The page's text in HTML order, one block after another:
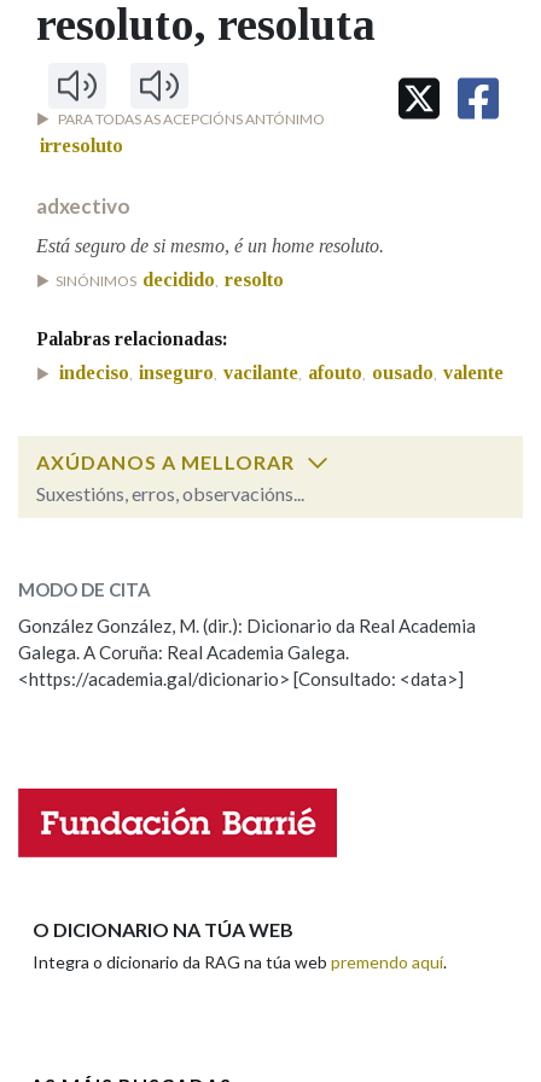
IDENTIDADE CORPORATIVA
MARCIAL DEL ADALID
CASA-MUSEO EMILIA PARDO
FIGURAS HOMENAXEADAS
60 ANOS DLG
Facebook
TwitterYoutubeInstagramBluesky
BUSCAR NOS LEMAS
Comeza por
Contén
BUSCAR NO CONTIDO
Nos exemplos
Pertence a
LIMPAR BUSCA
resoluto, resoluta
PARA TODAS AS ACEPCIÓNS ANTÓNIMO
irresoluto
adxectivo
Está seguro de si mesmo, é un home resoluto.
SINÓNIMOS decidido, resolto
Palabras relacionadas:
indeciso, inseguro, vacilante, afouto, ousado, valente
AXÚDANOS A MELLORAR
Suxestións, erros, observacións...
ESCOLLE UNHA OPCIÓN:
Observación Hai un erro na palabra
Propoño mellorar a definición
Nome
MODO DE CITA
González González, M. (dir.): Dicionario da Real Academia
Galega. A Coruña: Real Academia Galega.
<https://academia.gal/dicionario> [Consultado: <data>]
O DICIONARIO NA TÚA WEB
Integra o dicionario da RAG na túa web premendo aquí.